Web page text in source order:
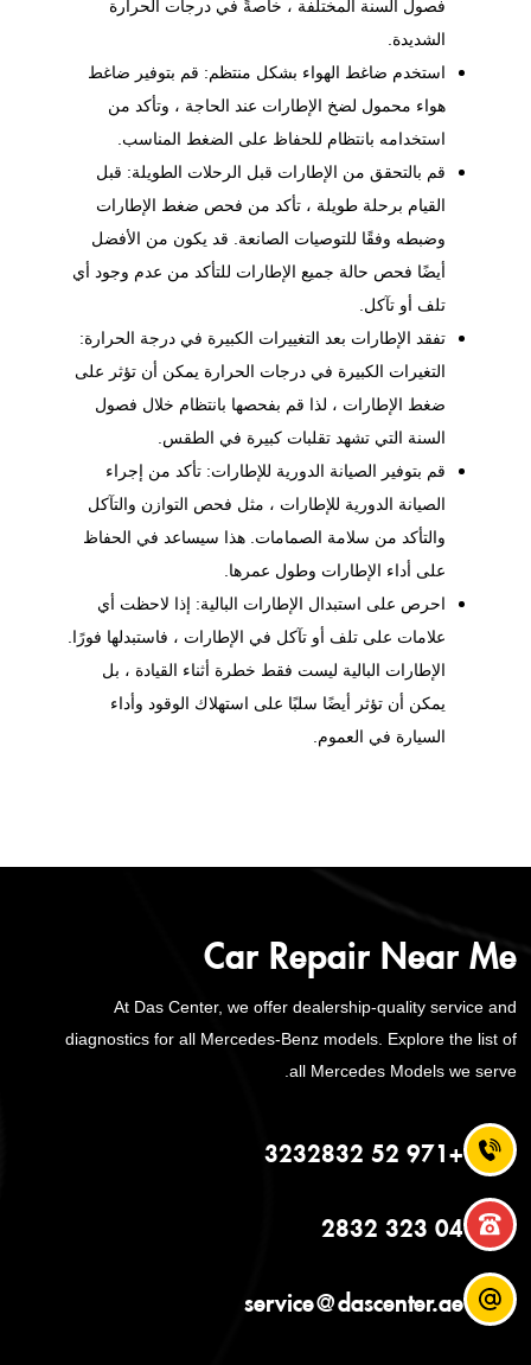
فصول السنة المختلفة ، خاصةً في درجات الحرارة
الشديدة.
استخدم ضاغط الهواء بشكل منتظم: قم بتوفير ضاغط
هواء محمول لضخ الإطارات عند الحاجة ، وتأكد من
استخدامه بانتظام للحفاظ على الضغط المناسب.
قم بالتحقق من الإطارات قبل الرحلات الطويلة: قبل
القيام برحلة طويلة ، تأكد من فحص ضغط الإطارات
وضبطه وفقًا للتوصيات الصانعة. قد يكون من الأفضل
أيضًا فحص حالة جميع الإطارات للتأكد من عدم وجود أي
تلف أو تآكل.
تفقد الإطارات بعد التغييرات الكبيرة في درجة الحرارة:
التغيرات الكبيرة في درجات الحرارة يمكن أن تؤثر على
ضغط الإطارات ، لذا قم بفحصها بانتظام خلال فصول
السنة التي تشهد تقلبات كبيرة في الطقس.
قم بتوفير الصيانة الدورية للإطارات: تأكد من إجراء
الصيانة الدورية للإطارات ، مثل فحص التوازن والتآكل
والتأكد من سلامة الصمامات. هذا سيساعد في الحفاظ
على أداء الإطارات وطول عمرها.
احرص على استبدال الإطارات البالية: إذا لاحظت أي
علامات على تلف أو تآكل في الإطارات ، فاستبدلها فورًا.
الإطارات البالية ليست فقط خطرة أثناء القيادة ، بل
يمكن أن تؤثر أيضًا سلبًا على استهلاك الوقود وأداء
السيارة في العموم.
Car Repair Near Me
At Das Center, we offer dealership-quality service and
diagnostics for all Mercedes-Benz models. Explore the list of
all Mercedes Models we serve.
+971 52 3232832
04 323 2832
service@dascenter.ae